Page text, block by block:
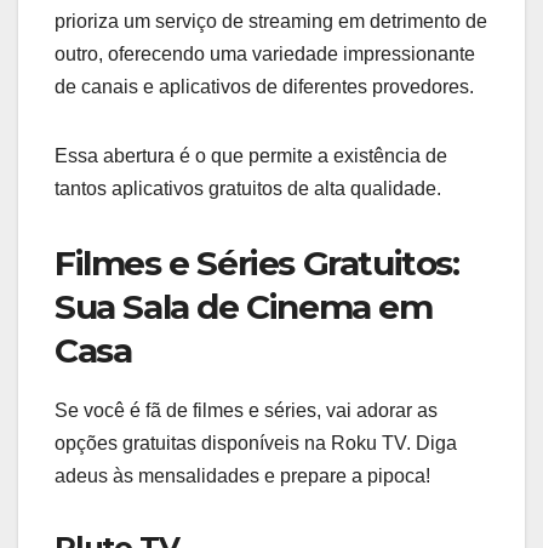
prioriza um serviço de streaming em detrimento de
outro, oferecendo uma variedade impressionante
de canais e aplicativos de diferentes provedores.
Essa abertura é o que permite a existência de
tantos aplicativos gratuitos de alta qualidade.
Filmes e Séries Gratuitos:
Sua Sala de Cinema em
Casa
Se você é fã de filmes e séries, vai adorar as
opções gratuitas disponíveis na Roku TV. Diga
adeus às mensalidades e prepare a pipoca!